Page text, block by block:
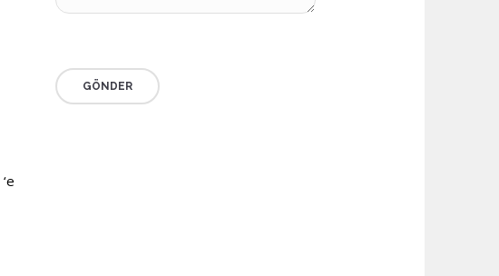
‘e
GÖNDER